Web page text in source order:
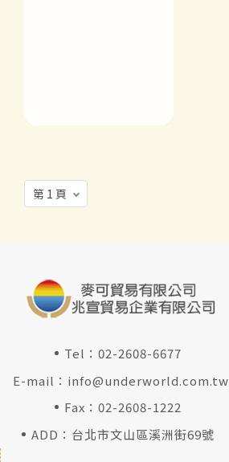
Tel：02-2608-6677
E-mail： info@underworld.com.tw
Fax：02-2608-1222
ADD：台北市文山區溪洲街69號